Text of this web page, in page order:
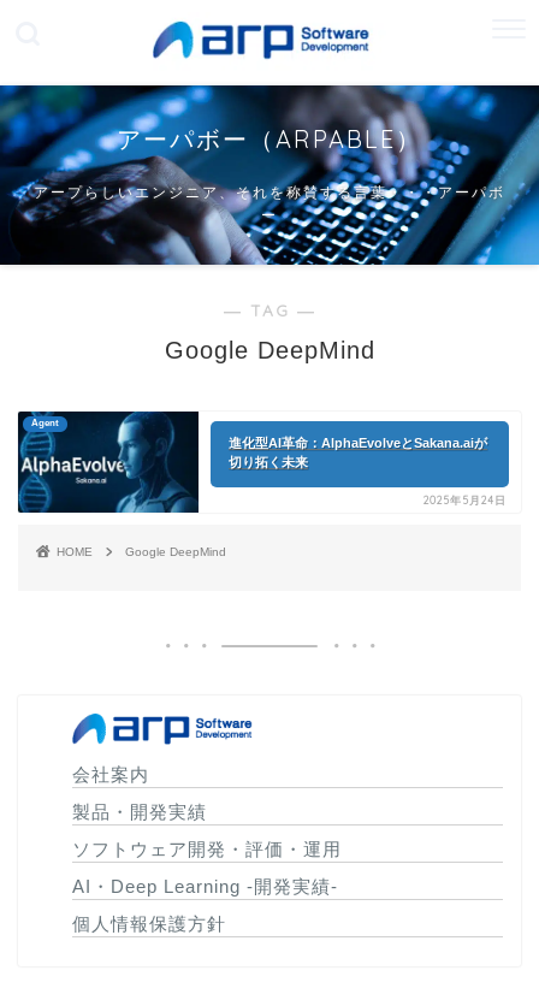
アーパボー（ARPABLE）
アープらしいエンジニア、それを称賛する言葉・・・アーパボ
ー
― TAG ―
Google DeepMind
Agent
進化型AI革命：AlphaEvolveとSakana.aiが
切り拓く未来
2025年5月24日
HOME Google DeepMind
会社案内
製品・開発実績
ソフトウェア開発・評価・運用
AI・Deep Learning -開発実績-
個人情報保護方針